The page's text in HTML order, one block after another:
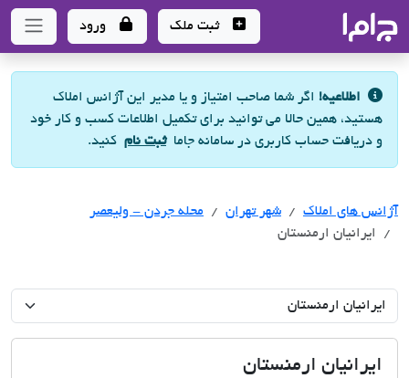
- سامانه جامع املاک و مشاورین املاک
ثبت ملک ورود
اطلاعیه! اگر شما صاحب امتیاز و یا مدیر این آژانس املاک
هستید، همین حالا می توانید برای تکمیل اطلاعات کسب و کار خود
و دریافت حساب کاربری در سامانه جاماثبت نام کنید.
آژانس های املاک آژانس های املاک
شهر تهران آژانس های املاک
محله جردن - ولیعصر
ایرانیان ارمنستان
ایرانیان ارمنستان